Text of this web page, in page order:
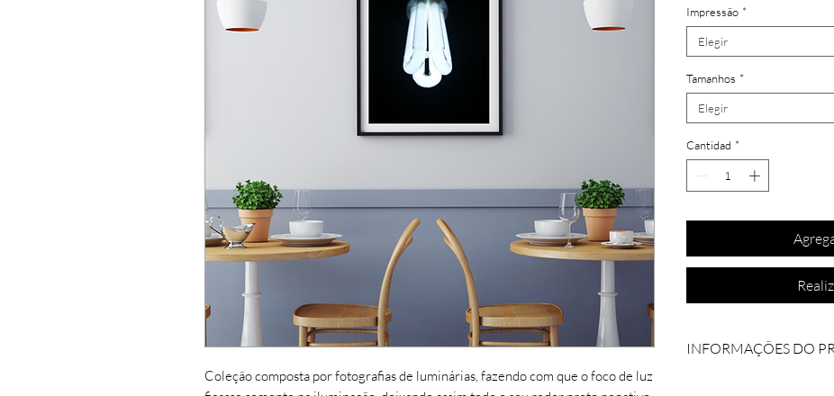
Coleção composta por fotografias de luminárias, fazendo com que o foco de luz
Impressão *
Elegir
Tamanhos *
Elegir
Cantidad *
INFORMAÇÕES DO